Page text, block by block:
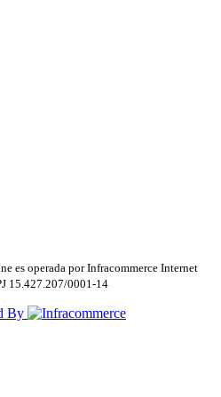
es operada por Infracommerce Internet
15.427.207/0001-14
By